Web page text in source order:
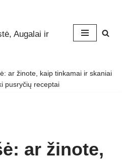
Augalai ir
ar žinote, kaip tinkamai ir skaniai
pusryčių receptai
ar žinote,